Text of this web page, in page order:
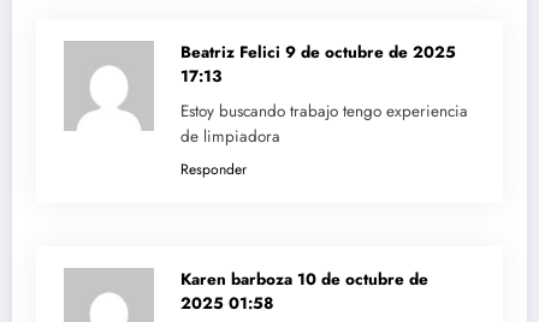
Beatriz Felici 9 de octubre de 2025
17:13
Estoy buscando trabajo tengo experiencia
de limpiadora
Responder
Karen barboza 10 de octubre de
2025 01:58